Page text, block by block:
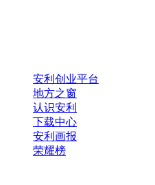
安利创业平台
地方之窗
认识安利
下载中心
安利画报
荣耀榜